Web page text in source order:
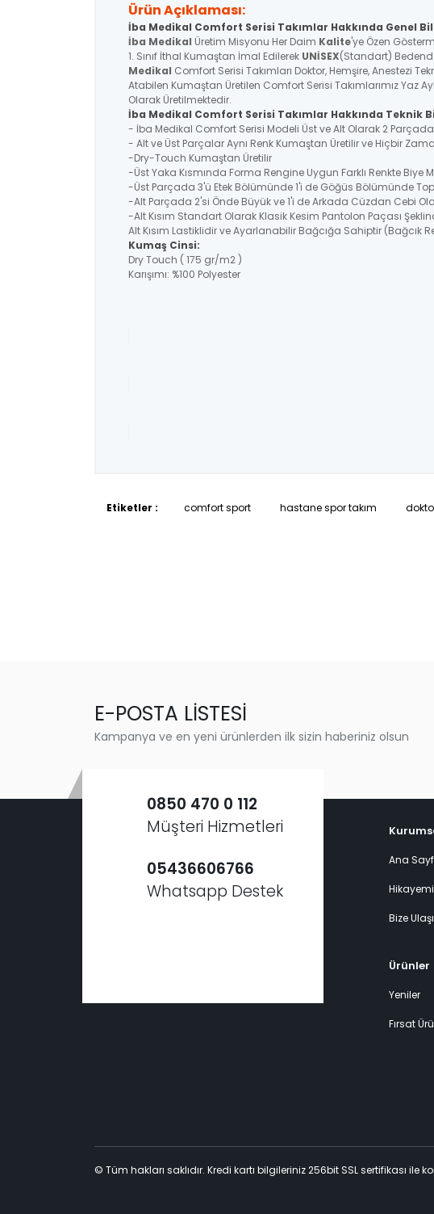
Ürün Açıklaması:
İba Medikal Comfort Serisi Takımlar Hakkında Genel
İba Medikal Üretim Misyonu Her Daim Kalite'ye Özen
1. Sınıf İthal Kumaştan İmal Edilerek UNİSEX(Standart)
Medikal Comfort Serisi Takımları Doktor, Hemşire, Anestezi
Atabilen Kumaştan Üretilen Comfort Serisi Takımlarımız Yaz
Olarak Üretilmektedir.
İba Medikal Comfort Serisi Takımlar Hakkında Teknik
- İba Medikal Comfort Serisi Modeli Üst ve Alt Olarak 2
- Alt ve Üst Parçalar Aynı Renk Kumaştan Üretilir ve Hiçbir
-Dry-Touch Kumaştan Üretilir
-Üst Yaka Kısmında Forma Rengine Uygun Farklı Renkte Biye
-Üst Parçada 3'ü Etek Bölümünde 1'i de Göğüs Bölümünde
-Alt Parçada 2'si Önde Büyük ve 1'i de Arkada Cüzdan Cebi
-Alt Kısım Standart Olarak Klasik Kesim Pantolon Paçası
Alt Kısım Lastiklidir ve Ayarlanabilir Bağcığa Sahiptir (Bağcık
Kumaş Cinsi:
Dry Touch ( 175 gr/m2 )
Karışımı: %100 Polyester
Etiketler : comfort sport hastane spor takım
E-POSTA LİSTESİ
Kampanya ve en yeni ürünlerden ilk sizin haberiniz olsun
0850 470 0 112
Müşteri Hizmetleri
05436606766
Whatsapp Destek
Ana
Bize
Ürünler
Yeniler
Fırsat
© Tüm hakları saklıdır. Kredi kartı bilgileriniz 256bit SSL sertifikası ile